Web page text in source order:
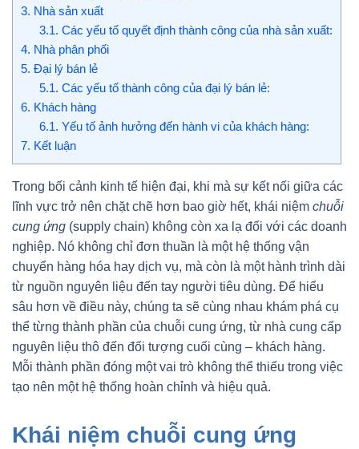
3. Nhà sản xuất
3.1. Các yếu tố quyết định thành công của nhà sản xuất:
4. Nhà phân phối
5. Đại lý bán lẻ
5.1. Các yếu tố thành công của đại lý bán lẻ:
6. Khách hàng
6.1. Yếu tố ảnh hưởng đến hành vi của khách hàng:
7. Kết luận
Trong bối cảnh kinh tế hiện đại, khi mà sự kết nối giữa các
lĩnh vực trở nên chặt chẽ hơn bao giờ hết, khái niệm chuỗi
cung ứng (supply chain) không còn xa lạ đối với các doanh
nghiệp. Nó không chỉ đơn thuần là một hệ thống vận
chuyển hàng hóa hay dịch vụ, mà còn là một hành trình dài
từ nguồn nguyên liệu đến tay người tiêu dùng. Để hiểu
sâu hơn về điều này, chúng ta sẽ cùng nhau khám phá cụ
thể từng thành phần của chuỗi cung ứng, từ nhà cung cấp
nguyên liệu thô đến đối tượng cuối cùng – khách hàng.
Mỗi thành phần đóng một vai trò không thể thiếu trong việc
tạo nên một hệ thống hoàn chỉnh và hiệu quả.
Khái niệm chuỗi cung ứng